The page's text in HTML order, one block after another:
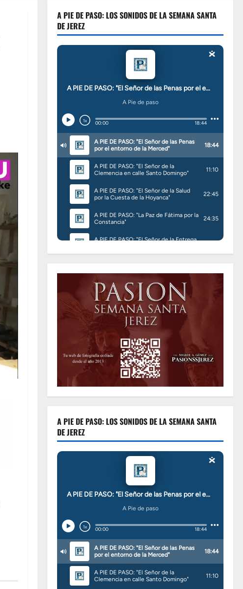
A PIE DE PASO: LOS SONIDOS DE LA SEMANA SANTA
DE JEREZ
A PIE DE PASO: LOS SONIDOS DE LA SEMANA SANTA
DE JEREZ